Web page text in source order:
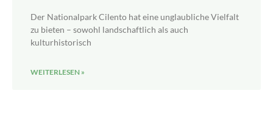
Der Nationalpark Cilento hat eine unglaubliche Vielfalt
zu bieten – sowohl landschaftlich als auch
kulturhistorisch
WEITERLESEN »